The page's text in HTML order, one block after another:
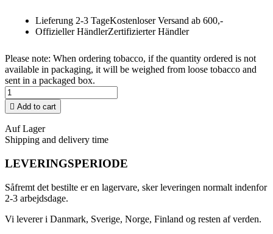
Lieferung 2-3 TageKostenloser Versand ab 600,-
Offizieller HändlerZertifizierter Händler
Please note: When ordering tobacco, if the quantity ordered is not
available in packaging, it will be weighed from loose tobacco and
sent in a packaged box.
 Add to cart
Auf Lager
Shipping and delivery time
LEVERINGSPERIODE
Såfremt det bestilte er en lagervare, sker leveringen normalt indenfor
2-3 arbejdsdage.
Vi leverer i Danmark, Sverige, Norge, Finland og resten af verden.